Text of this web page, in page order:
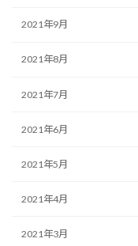
2021年9月
2021年8月
2021年7月
2021年6月
2021年5月
2021年4月
2021年3月